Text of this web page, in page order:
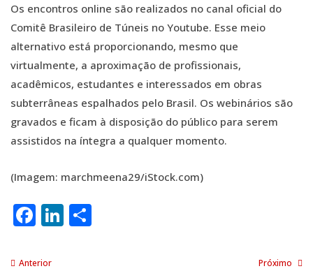
Os encontros online são realizados no canal oficial do
Comitê Brasileiro de Túneis no Youtube. Esse meio
alternativo está proporcionando, mesmo que
virtualmente, a aproximação de profissionais,
acadêmicos, estudantes e interessados em obras
subterrâneas espalhados pelo Brasil. Os webinários são
gravados e ficam à disposição do público para serem
assistidos na íntegra a qualquer momento.
(Imagem: marchmeena29/iStock.com)
Facebook
LinkedIn
Anterior Próximo